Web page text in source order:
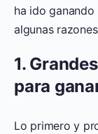
ha ido
algunas
1.
para
Lo primero y